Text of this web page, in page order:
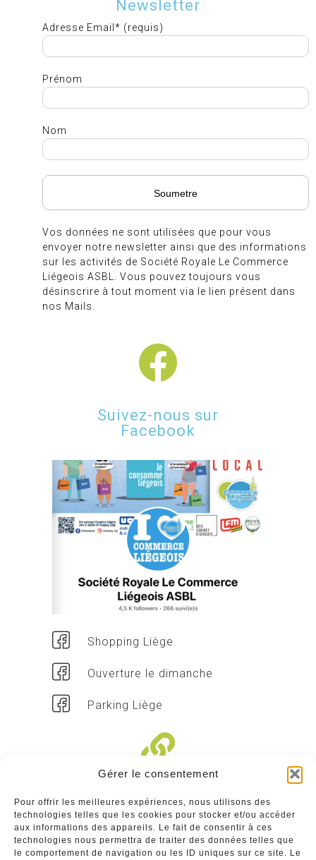
Gérer le consentement
Pour offrir les meilleures expériences, nous utilisons des
technologies telles que les cookies pour stocker et/ou accéder
aux informations des appareils. Le fait de consentir à ces
technologies nous permettra de traiter des données telles que
le comportement de navigation ou les ID uniques sur ce site. Le
Newsletter
Adresse Email* (requis)
Prénom
Nom
Vos données ne sont utilisées que pour vous
envoyer notre newsletter ainsi que des informations
sur les activités de Société Royale Le Commerce
Liégeois ASBL. Vous pouvez toujours vous
désinscrire à tout moment via le lien présent dans
nos Mails.
Suivez-nous sur
Facebook
Shopping Liège
Ouverture le dimanche
Parking Liège
Commerçants
Annuaire des commerçants : insérez gratuitement